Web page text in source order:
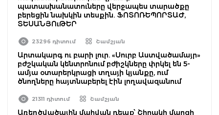
պատասխանատուները վերջապես տարածքը
բերեցին նախկին տեսքին. ՖՈՏՈՌԵՊՈՐՏԱԺ,
ՏԵՍԱՆՅՈւԹԵՐ
23296 դիտում Շամշյան
Արտակարգ ու բարի լուր. «Սուրբ Աստվածամայր»
բժշկական կենտրոնում բժիշկները փրկել են 5-
ամյա օտարերկրացի տղայի կյանքը, ում
ծնողները հայտնաբերել էին լողավազանում
21311 դիտում Շամշյան
Առեղծվածային մահվան դեպք՝ Շիրակի մարզի